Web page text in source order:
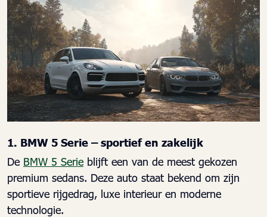
1. BMW 5 Serie – sportief en zakelijk
De BMW 5 Serie blijft een van de meest gekozen
premium sedans. Deze auto staat bekend om zijn
sportieve rijgedrag, luxe interieur en moderne
technologie.